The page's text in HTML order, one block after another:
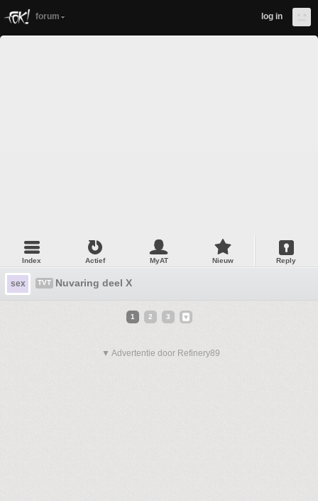
forum log in
Index Actief MyAT Nieuw Reply
sex TVT Nuvaring deel X
1 2 3
▼ Advertentie door Refinery89